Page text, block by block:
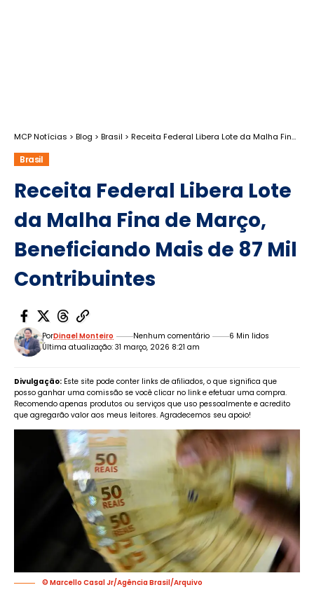
MCP Notícias > Blog > Brasil > Receita Federal Libera Lote da Malha Fina de Março, Beneficiando Mais de 87 Mil Contribuintes
Brasil
Receita Federal Libera Lote
da Malha Fina de Março,
Beneficiando Mais de 87 Mil
Contribuintes
Última atualização: 31 março, 2026 8:21 am
PorDinael Monteiro Nenhum comentário 6 Min lidos
Divulgação: Este site pode conter links de afiliados, o que significa que
posso ganhar uma comissão se você clicar no link e efetuar uma compra.
Recomendo apenas produtos ou serviços que uso pessoalmente e acredito
que agregarão valor aos meus leitores. Agradecemos seu apoio!
© Marcello Casal Jr/Agência Brasil/Arquivo